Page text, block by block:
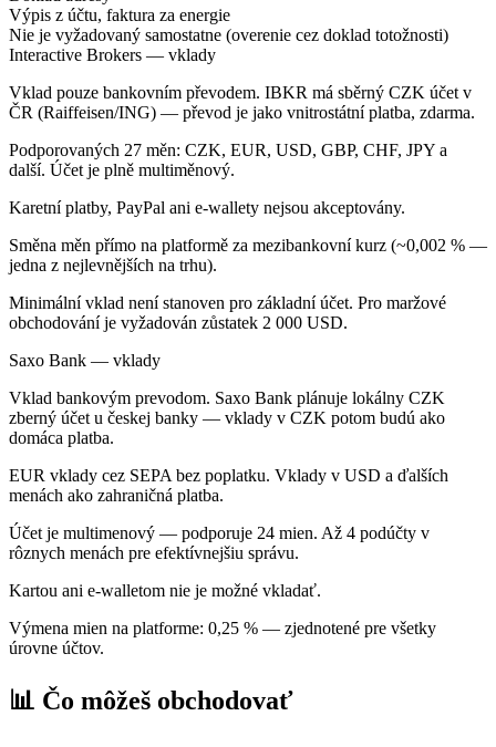
Výpis z účtu, faktura za energie
Nie je vyžadovaný samostatne (overenie cez doklad totožnosti)
Interactive Brokers — vklady
Vklad pouze bankovním převodem. IBKR má sběrný CZK účet v
ČR (Raiffeisen/ING) — převod je jako vnitrostátní platba, zdarma.
Podporovaných 27 měn: CZK, EUR, USD, GBP, CHF, JPY a
další. Účet je plně multiměnový.
Karetní platby, PayPal ani e-wallety nejsou akceptovány.
Směna měn přímo na platformě za mezibankovní kurz (~0,002 % —
jedna z nejlevnějších na trhu).
Minimální vklad není stanoven pro základní účet. Pro maržové
obchodování je vyžadován zůstatek 2 000 USD.
Saxo Bank — vklady
Vklad bankovým prevodom. Saxo Bank plánuje lokálny CZK
zberný účet u českej banky — vklady v CZK potom budú ako
domáca platba.
EUR vklady cez SEPA bez poplatku. Vklady v USD a ďalších
menách ako zahraničná platba.
Účet je multimenový — podporuje 24 mien. Až 4 podúčty v
rôznych menách pre efektívnejšiu správu.
Kartou ani e-walletom nie je možné vkladať.
Výmena mien na platforme: 0,25 % — zjednotené pre všetky
úrovne účtov.
📊 Čo môžeš obchodovať